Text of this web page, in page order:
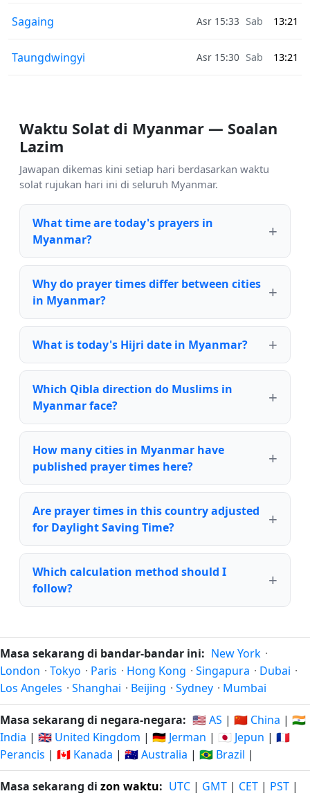
Sagaing Asr 15:33 Sab 13:21
Taungdwingyi Asr 15:30 Sab 13:21
Waktu Solat di Myanmar — Soalan
Lazim
Jawapan dikemas kini setiap hari berdasarkan waktu
solat rujukan hari ini di seluruh Myanmar.
What time are today's prayers in
Myanmar?
Why do prayer times differ between cities
in Myanmar?
What is today's Hijri date in Myanmar?
Which Qibla direction do Muslims in
Myanmar face?
How many cities in Myanmar have
published prayer times here?
Are prayer times in this country adjusted
for Daylight Saving Time?
Which calculation method should I
follow?
Masa sekarang di bandar-bandar ini: New York ·
London · Tokyo · Paris · Hong Kong · Singapura · Dubai ·
Los Angeles · Shanghai · Beijing · Sydney · Mumbai
Masa sekarang di negara-negara: 🇺🇸 AS | 🇨🇳 China | 🇮🇳
India | 🇬🇧 United Kingdom | 🇩🇪 Jerman | 🇯🇵 Jepun | 🇫🇷
Perancis | 🇨🇦 Kanada | 🇦🇺 Australia | 🇧🇷 Brazil |
Masa sekarang di zon waktu: UTC | GMT | CET | PST |